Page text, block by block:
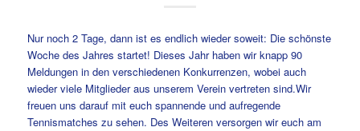
Nur noch 2 Tage, dann ist es endlich wieder soweit: Die schönste
Woche des Jahres startet! Dieses Jahr haben wir knapp 90
Meldungen in den verschiedenen Konkurrenzen, wobei auch
wieder viele Mitglieder aus unserem Verein vertreten sind.Wir
freuen uns darauf mit euch spannende und aufregende
Tennismatches zu sehen. Des Weiteren versorgen wir euch am